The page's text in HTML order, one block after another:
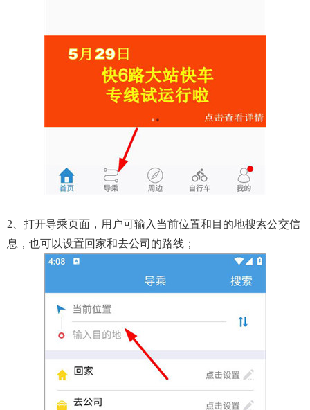
2、打开导乘页面，用户可输入当前位置和目的地搜索公交信
息，也可以设置回家和去公司的路线；